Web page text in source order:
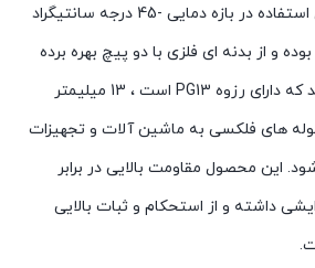
قابل استفاده در بازه دمایی -45 درجه سانتیگراد
بوده و از بدنه ای فلزی با دو پیچ بهره برده
است. قطر داخلی این گلند که دارای رزوه PG13 است ، 13 میلیمتر
لوله های فلکسی به ماشین آلات و تجهیزات
این محصول مقاومت بالایی در برابر
داشته و از استحکام و ثبات بالایی